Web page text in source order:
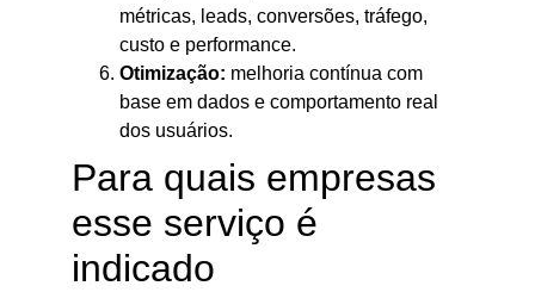
métricas, leads, conversões, tráfego,
custo e performance.
Otimização: melhoria contínua com
base em dados e comportamento real
dos usuários.
Para quais empresas
esse serviço é
indicado